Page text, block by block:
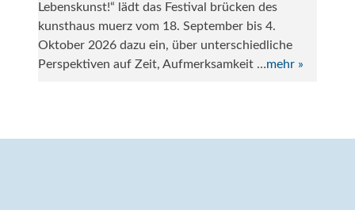
Lebenskunst!“ lädt das Festival brücken des
kunsthaus muerz vom 18. September bis 4.
Oktober 2026 dazu ein, über unterschiedliche
Perspektiven auf Zeit, Aufmerksamkeit …mehr »